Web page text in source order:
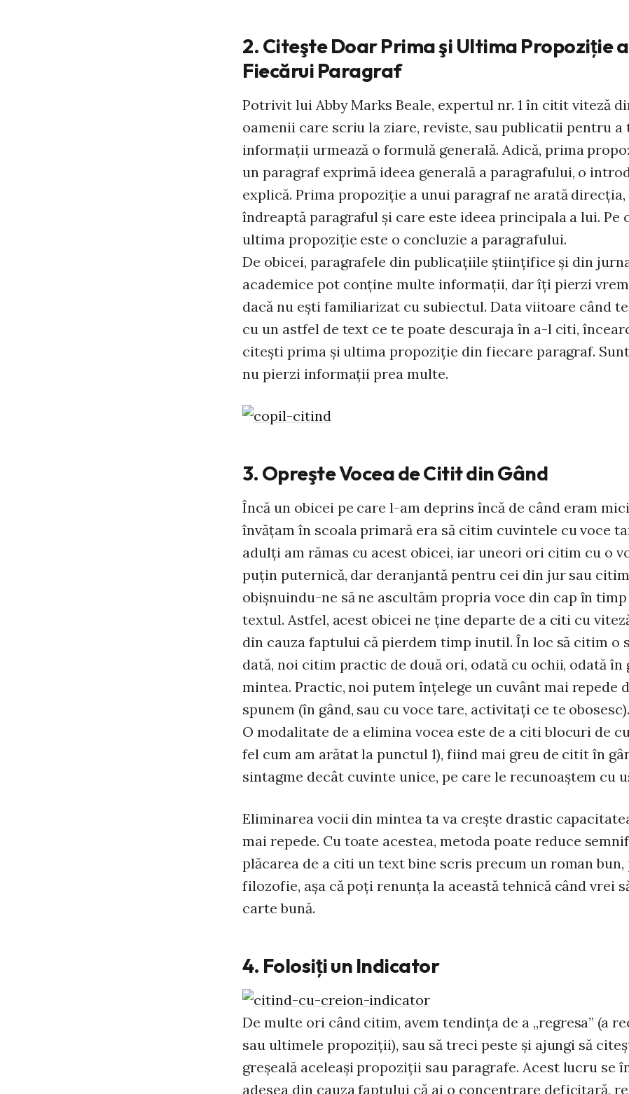
2. Citeşte Doar Prima şi Ultima Propoziţie a
Fiecărui Paragraf
Potrivit lui Abby Marks Beale, expertul nr. 1 în citit viteză
oamenii care scriu la ziare, reviste, sau publicatii pentru
informaţii urmează o formulă generală. Adică, prima
un paragraf exprimă ideea generală a paragrafului, o
explică. Prima propoziţie a unui paragraf ne arată
îndreaptă paragraful şi care este ideea principala a lui. Pe
ultima propoziţie este o concluzie a paragrafului.
De obicei, paragrafele din publicaţiile ştiinţifice şi din
academice pot conţine multe informaţii, dar îţi pierzi
dacă nu eşti familiarizat cu subiectul. Data viitoare când
cu un astfel de text ce te poate descuraja în a-l citi,
citeşti prima şi ultima propoziţie din fiecare paragraf. Sunt
nu pierzi informaţii prea multe.
3. Opreşte Vocea de Citit din Gând
Încă un obicei pe care l-am deprins încă de când eram
învăţam în scoala primară era să citim cuvintele cu voce
adulţi am rămas cu acest obicei, iar uneori ori citim cu o
puţin puternică, dar deranjantă pentru cei din jur sau
obişnuindu-ne să ne ascultăm propria voce din cap în
textul. Astfel, acest obicei ne ţine departe de a citi cu
din cauza faptului că pierdem timp inutil. În loc să citim o
dată, noi citim practic de două ori, odată cu ochii, odată în
mintea. Practic, noi putem înţelege un cuvânt mai repede
spunem (în gând, sau cu voce tare, activitaţi ce te obosesc).
O modalitate de a elimina vocea este de a citi blocuri de
fel cum am arătat la punctul 1), fiind mai greu de citit în
sintagme decât cuvinte unice, pe care le recunoaştem cu
Eliminarea vocii din mintea ta va creşte drastic
mai repede. Cu toate acestea, metoda poate reduce
plăcarea de a citi un text bine scris precum un roman bun,
filozofie, aşa că poţi renunţa la această tehnică când vrei
carte bună.
4. Folosiţi un Indicator
De multe ori când citim, avem tendinţa de a „regresa” (a
sau ultimele propoziţii), sau să treci peste şi ajungi să
greşeală aceleaşi propoziţii sau paragrafe. Acest lucru se
adesea din cauza faptului că ai o concentrare deficitară,